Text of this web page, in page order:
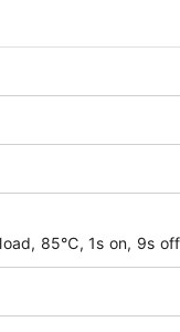
85℃, 1s on, 9s